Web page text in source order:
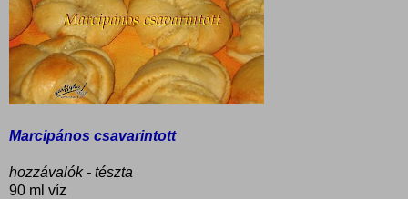
Marcipános csavarintott
hozzávalók - tészta
90 ml víz